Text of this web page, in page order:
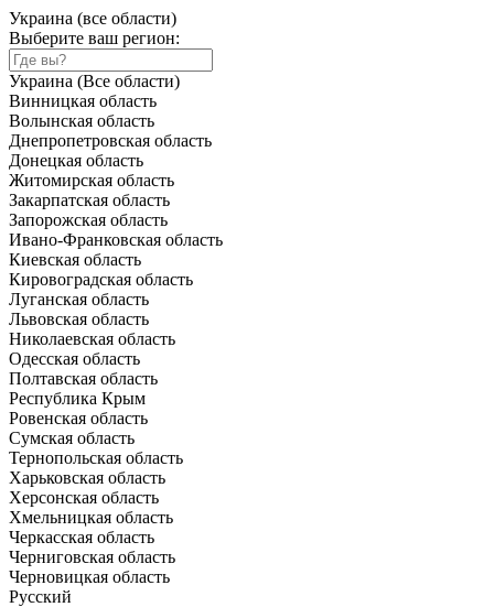
Украина (все области)
Выберите ваш регион:
Украина (Все области)
Винницкая область
Волынская область
Днепропетровская область
Донецкая область
Житомирская область
Закарпатская область
Запорожская область
Ивано-Франковская область
Киевская область
Кировоградская область
Луганская область
Львовская область
Николаевская область
Одесская область
Полтавская область
Республика Крым
Ровенская область
Сумская область
Тернопольская область
Харьковская область
Херсонская область
Хмельницкая область
Черкасская область
Черниговская область
Черновицкая область
Русский